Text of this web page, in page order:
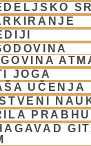
JOGA
UČENJA